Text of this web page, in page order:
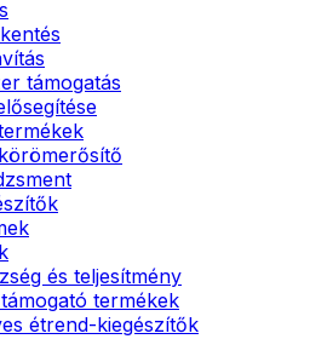
támogatás
és teljesítmény
termékek
étrend-kiegészítők